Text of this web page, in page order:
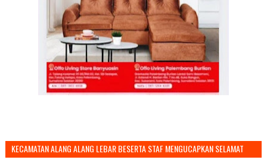
KECAMATAN ALANG ALANG LEBAR BESERTA STAF MENGUCAPKAN SELAMAT